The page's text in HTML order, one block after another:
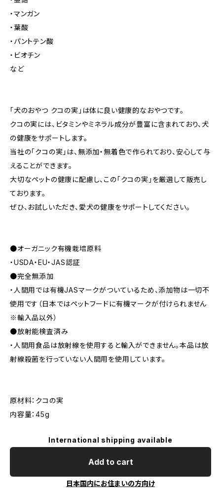
・マンガン
・葉酸
・パントテン酸
・ビオチン
など
「犬のおやつ クコの実」は体に良い健康的なおやつです。
クコの実には、ビタミンやミネラル成分が豊富に含まれており、犬
の健康をサポートします。
当社の「クコの実」は、無添加・無着色で作られており、安心して与
えることができます。
大切なペットの健康に配慮し、この「クコの実」を厳選して販売し
ております。
ぜひ、お試しいただき、愛犬の健康をサポートしてください。
●オーガニック有機栽培原料
・USDA・EU・JAS認証
●完全無添加
・人間用では有機JASマークがついているため、添加物は一切不
使用です（日本ではペットフードに有機マークが付けられません
※輸入品以外）
●放射能検査済み
・人間用食品は放射線を使用すると輸入ができません。本品は放
射線殺菌を行っていない人間用を使用しています。
原材料：クコの実
内容量：45g
International shipping available
Add to cart
日本国内にお住まいの方向け